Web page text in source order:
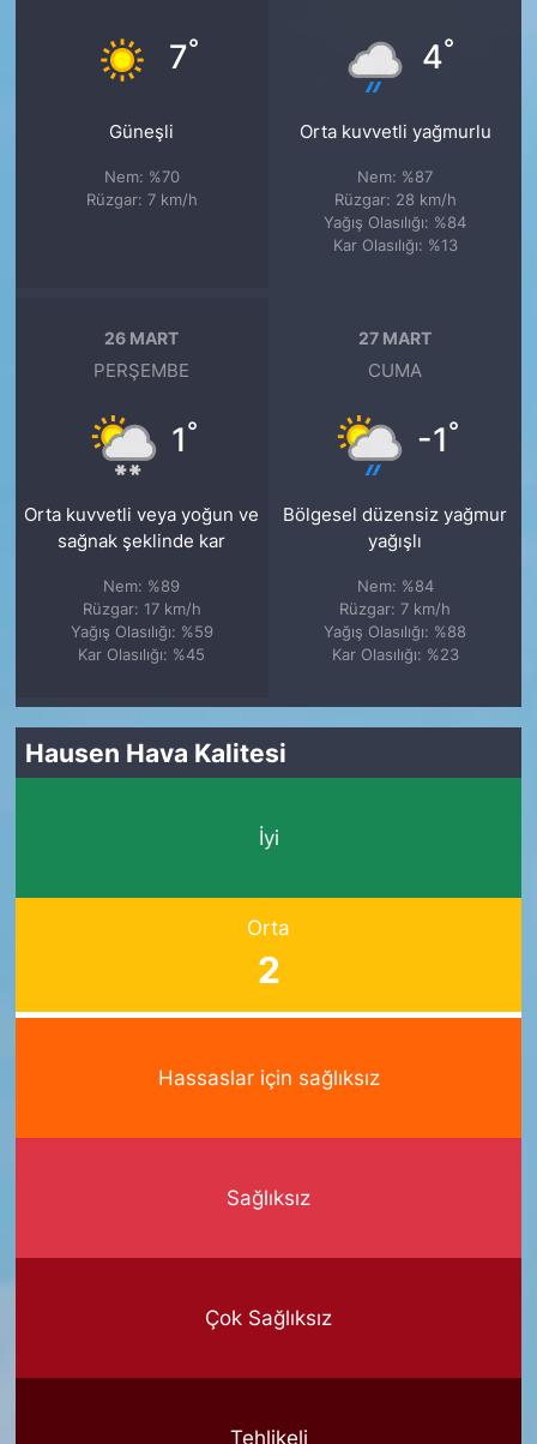
7°
Güneşli
Nem: %70
Rüzgar: 7 km/h
4°
Orta kuvvetli yağmurlu
Nem: %87
Rüzgar: 28 km/h
Yağış Olasılığı: %84
Kar Olasılığı: %13
26 MART
PERŞEMBE
1°
Orta kuvvetli veya yoğun ve
sağnak şeklinde kar
Nem: %89
Rüzgar: 17 km/h
Yağış Olasılığı: %59
Kar Olasılığı: %45
27 MART
CUMA
-1°
Bölgesel düzensiz yağmur
yağışlı
Nem: %84
Rüzgar: 7 km/h
Yağış Olasılığı: %88
Kar Olasılığı: %23
Hausen Hava Kalitesi
İyi
Orta
2
Hassaslar için sağlıksız
Sağlıksız
Çok Sağlıksız
Tehlikeli